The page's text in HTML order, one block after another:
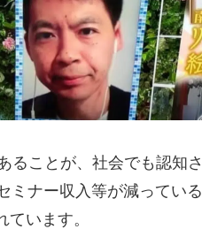
ることが、社会でも認知
ミナー収入等が減ってい
います。